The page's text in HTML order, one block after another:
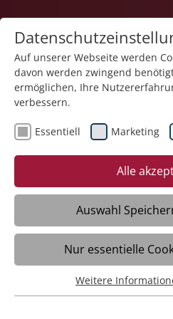
05.06.2025
Ein Grund zum
Jahre
Dienst
Ravensburg/
Jahrzehnten setzt sich
Auf unserer Webseite werden
davon werden zwingend
ermöglichen, Ihre
verbessern.
Essentiell Marketing
Alle
Auswahl
Nur essentielle
Essentiell
Essentielle Cookies werden
Weitere